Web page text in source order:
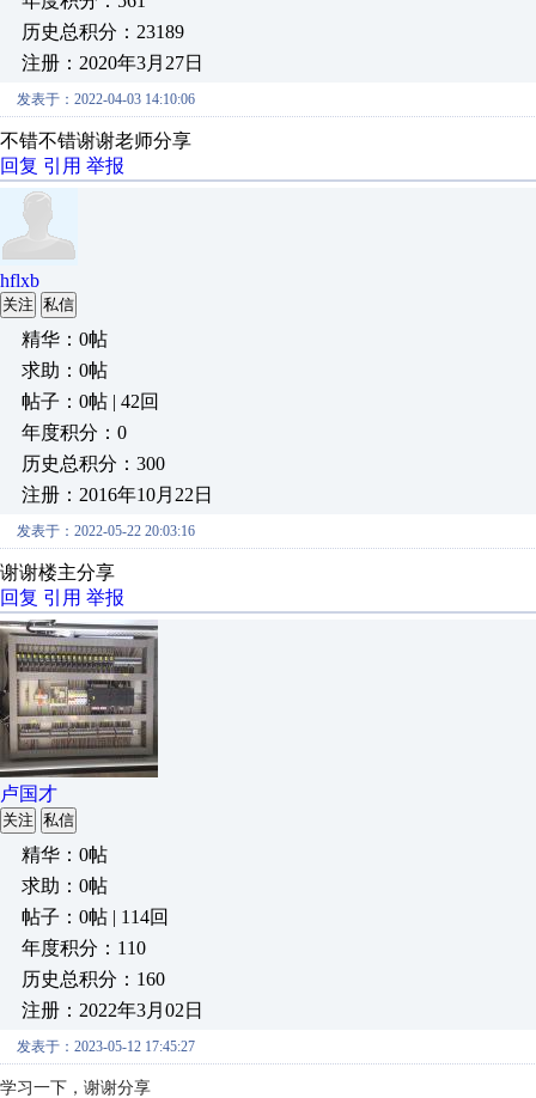
历史总积分：23189
注册：2020年3月27日
发表于：2022-04-03 14:10:06
不错不错谢谢老师分享
回复 引用 举报
hflxb
关注 私信
精华：0帖
求助：0帖
帖子：0帖 | 42回
年度积分：0
历史总积分：300
注册：2016年10月22日
发表于：2022-05-22 20:03:16
谢谢楼主分享
回复 引用 举报
卢国才
关注 私信
精华：0帖
求助：0帖
帖子：0帖 | 114回
年度积分：110
历史总积分：160
注册：2022年3月02日
发表于：2023-05-12 17:45:27
学习一下，谢谢分享